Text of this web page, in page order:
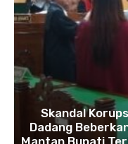
Skandal
Dadang